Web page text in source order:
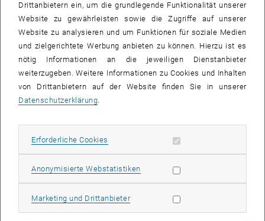
Univ.Ass. Dipl.-Ing. BSc
Telefon:
+43 1 58801 354226
christoph.hufnagl
Projektassistent_innen
Drittanbietern ein, um die grundlegende Funktionalität unserer
Website zu gewährleisten sowie die Zugriffe auf unserer
Website zu analysieren und um Funktionen für soziale Medien
und zielgerichtete Werbung anbieten zu können. Hierzu ist es
nötig Informationen an die jeweiligen Dienstanbieter
weiterzugeben. Weitere Informationen zu Cookies und Inhalten
von Drittanbietern auf der Website finden Sie in unserer
Datenschutzerklärung.
Erforderliche Cookies Erforderliche Cookies zulassen
Anonymisierte WebstatistikenStatistik Cookies zulassen
Marketing und DrittanbieterMarketing Cookies zulassen